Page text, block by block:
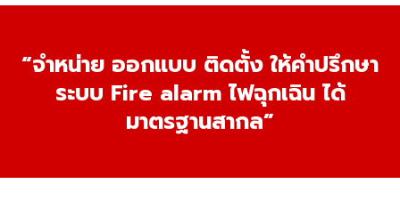
“จำหน่าย ออกแบบ ติดตั้ง ให้คำปรึกษา
ระบบ Fire alarm ไฟฉุกเฉิน ได้
มาตรฐานสากล”